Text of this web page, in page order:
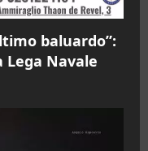
baluardo”:
Navale